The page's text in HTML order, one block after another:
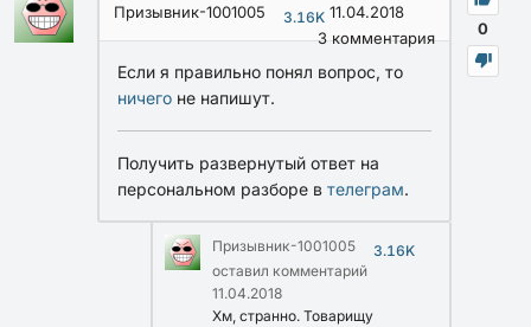
0
Призывник-1001005 3.16K 11.04.2018
3комментария
Если я правильно понял вопрос, то
ничего не напишут.
Получить развернутый ответ на
персональном разборе в телеграм.
Призывник-1001005
3.16K
оставил комментарий
11.04.2018
Хм, странно. Товарищу